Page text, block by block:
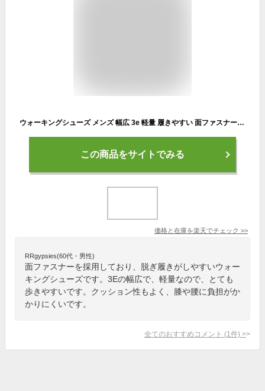
ウォーキングシューズ メンズ 幅広 3e 軽量 履きやすい 面ファスナー 軽い 疲れにくい 柔らかい 痛くない 足が痛くならない 靴 スリッポン メンズ スニーカー 歩きやすい 大きいサイズ スポーツ ジム コンフォートシューズ ネイビー ブラック 黒 2915 送料無料
この商品をサイトでみる
価格と在庫を楽天でチェック >>
RRgypsies(60代・男性)
面ファスナーを採用しており、脱ぎ履きがしやすいウォー
キングシューズです。3Eの幅広で、軽量なので、とても
歩きやすいです。クッション性もよく、膝や腰に負担がか
かりにくいです。
全てのおすすめコメント (1 件) >